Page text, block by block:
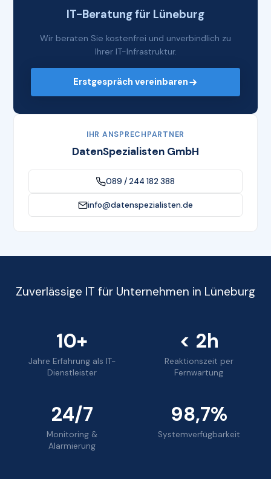
IT-Beratung für Lüneburg
Wir beraten Sie kostenfrei und unverbindlich zu
Ihrer IT-Infrastruktur.
Erstgespräch vereinbaren
IHR ANSPRECHPARTNER
DatenSpezialisten GmbH
089 / 244 182 388
info@datenspezialisten.de
Zuverlässige IT für Unternehmen in Lüneburg
10+
Jahre Erfahrung als IT-
Dienstleister
< 2h
Reaktionszeit per
Fernwartung
24/7
Monitoring &
Alarmierung
98,7%
Systemverfügbarkeit